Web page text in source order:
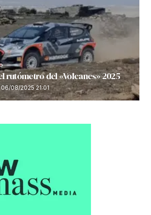
rutómetro del «Volcanes» 2025
06/08/2025 21:01